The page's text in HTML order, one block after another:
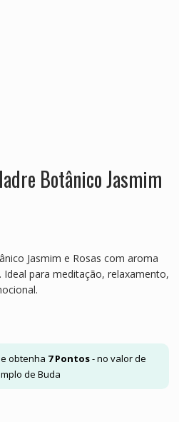
Botânico Jasmim
Jasmim e Rosas com aroma
para meditação, relaxamento,
obtenha 7Pontos- no valor de
de Buda